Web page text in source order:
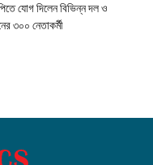
যোগ দিলেন বিভিন্ন দল ও
৩০০ নেতাকর্মী